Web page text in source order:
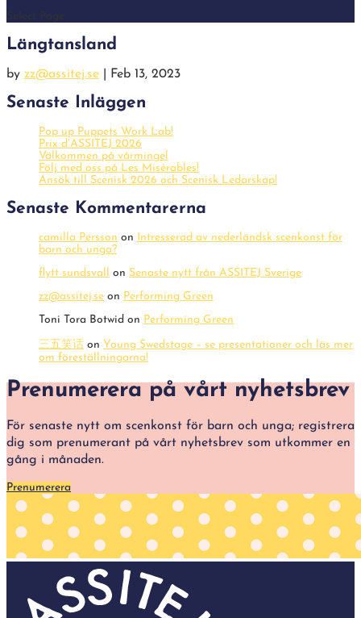
Select Page
Längtansland
by zz@assitej.se Feb 13, 2023
Senaste Inläggen
Pop up Puppets Work Lab!
Prix d’ASSITEJ 2026
Välkommen på vårmingel
Följ med oss på Les Misérables!
Ansök till Scenisk 2026 och Scenisk Ledarskap!
Senaste Kommentarerna
camilla Persson on
Intresserad av nederländsk scenkonst för
barn och unga?
flytt sundsvall
on Senaste nytt från ASSITEJ Sverige
zz@assitej.se on Performing Green
Toni Tora Botwid on Performing Green
三五笑话 on Young Swedstage – se presentationer och läs mer
om föreställningarna!
Prenumerera på vårt nyhetsbrev
För senaste nytt om scenkonst för barn och unga; registrera
dig som prenumerant på vårt nyhetsbrev som utkommer en
gång i månaden.
Prenumerera